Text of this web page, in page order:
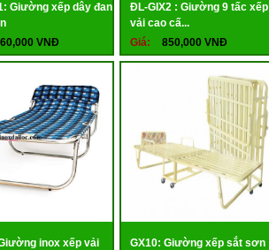
Giường xếp dây đan
VNĐ
ĐL-GIX2 : Giường 9 tấc xếp
vải cao cấ...
Giá:
850,000 VNĐ
inox xếp vải
GX10: Giường xếp sắt sơn